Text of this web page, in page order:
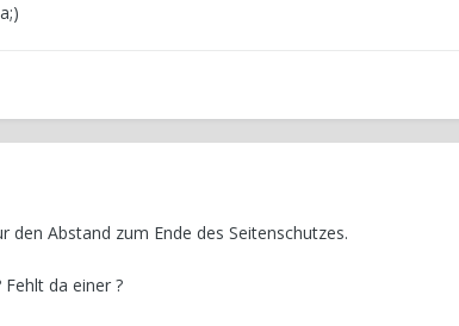
Abstand zum Ende des Seitenschutzes.
da einer ?